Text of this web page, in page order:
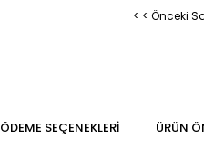
< < Önceki
ÖDEME SEÇENEKLERI ÜRÜN